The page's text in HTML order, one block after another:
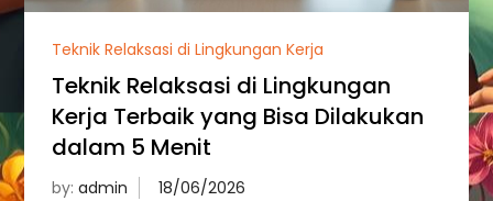
Teknik Relaksasi di Lingkungan Kerja
Teknik Relaksasi di Lingkungan
Kerja Terbaik yang Bisa Dilakukan
dalam 5 Menit
by:admin